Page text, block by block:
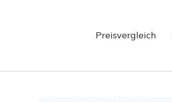
Preisvergleich